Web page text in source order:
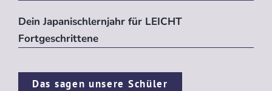
Dein Japanischlernjahr für LEICHT
Fortgeschrittene
Das sagen unsere Schüler